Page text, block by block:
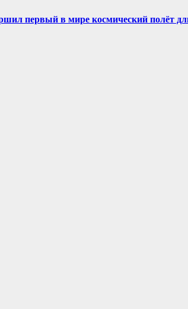
первый в мире космический полёт